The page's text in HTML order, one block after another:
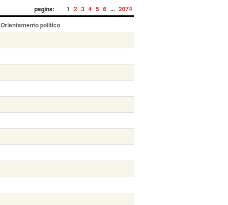
pagina: 1 2 3 4 5 6 ... 2074
Orientamento politico